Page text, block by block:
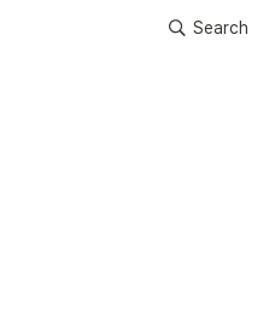
Search